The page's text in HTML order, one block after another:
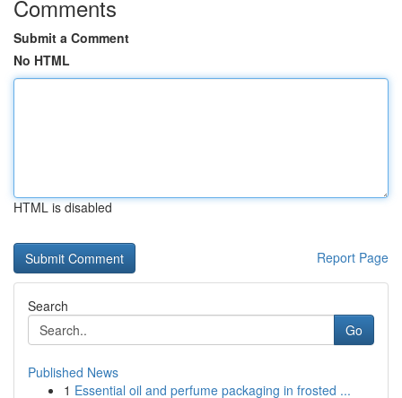
Comments
Submit a Comment
No HTML
HTML is disabled
Report Page
Search
Go
Published News
1 Essential oil and perfume packaging in frosted ...